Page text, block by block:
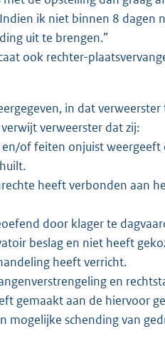
ik niet binnen 8 dagen
uit te brengen.”
ook rechter-
in dat
verweerster dat zij:
of feiten onjuist weergeeft
heeft verbonden aan
door klager te
beslag en niet heeft
heeft verricht.
en
gemaakt aan de hiervoor
schending van